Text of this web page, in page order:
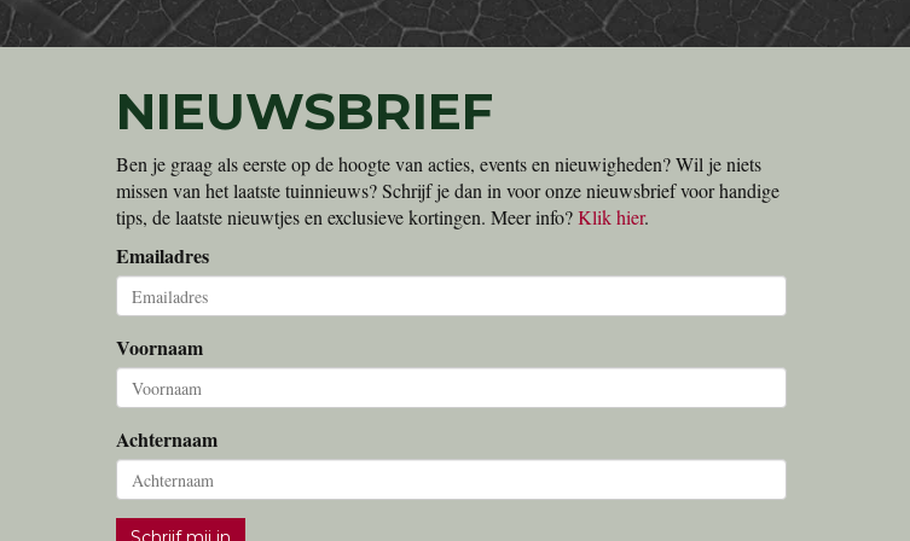
NIEUWSBRIEF
Ben je graag als eerste op de hoogte van acties, events en nieuwigheden? Wil je niets
missen van het laatste tuinnieuws? Schrijf je dan in voor onze nieuwsbrief voor handige
tips, de laatste nieuwtjes en exclusieve kortingen. Meer info?Klik hier.
Emailadres
Voornaam
Achternaam